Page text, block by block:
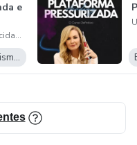
e
Unsinkable Publicidade e Desenvolvimento
Empreendedorismo Digital